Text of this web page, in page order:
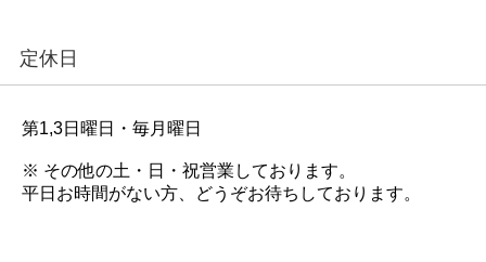
定休日
第1,3日曜日・毎月曜日
※ その他の土・日・祝営業しております。
平日お時間がない方、どうぞお待ちしております。